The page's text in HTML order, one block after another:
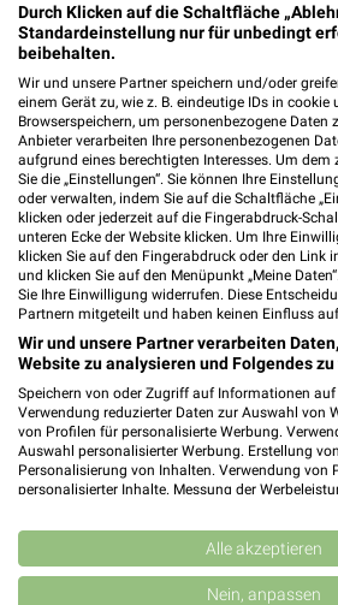
Heute 10:00 - 16:00 Uhr |
KiK Nürnberg
Fürther Straße 191
90429 Nürnberg
Heute 09:00 - 20:00 Uhr |
378,75 km • Angebote: 1
Woolworth Nürnberg-
Fürther Str. 187 - 191
90429 Nürnberg-
Heute 09:00 - 20:00 Uhr |
378,90 km
Apollo Nürnberg
Fürther Str. 164
90429 Nürnberg
Durch Klicken auf die Schaltfläche
Standardeinstellung nur für unbedingt
beibehalten.
Wir und unsere Partner speichern und/oder
einem Gerät zu, wie z. B. eindeutige IDs in cookie
Browserspeichern, um personenbezogene Daten
Anbieter verarbeiten Ihre personenbezogenen
aufgrund eines berechtigten Interesses. Um dem
Sie die „Einstellungen“. Sie können Ihre
oder verwalten, indem Sie auf die Schaltfläche
klicken oder jederzeit auf die Fingerabdruck-
unteren Ecke der Website klicken. Um Ihre
klicken Sie auf den Fingerabdruck oder den Link
und klicken Sie auf den Menüpunkt „Meine
Sie Ihre Einwilligung widerrufen. Diese
Partnern mitgeteilt und haben keinen Einfluss
Wir und unsere Partner verarbeiten
Website zu analysieren und Folgendes zu
Speichern von oder Zugriff auf Informationen auf
Verwendung reduzierter Daten zur Auswahl von
von Profilen für personalisierte Werbung.
Auswahl personalisierter Werbung. Erstellung
Personalisierung von Inhalten. Verwendung von
personalisierter Inhalte. Messung der
Kombinationen von Daten aus verschiedenen
Verbesserung der Angebote. Verwendung
von Inhalten.
Daten können außerhalb der Europäischen Union
Alle akzeptieren
Nein, anpassen